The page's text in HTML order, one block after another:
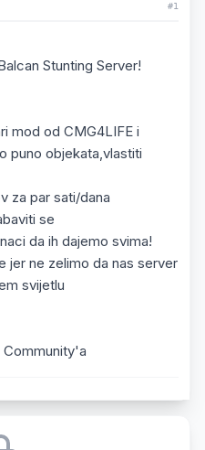
#1
Stunting Server!
mod od CMG4LIFE i
puno objekata,vlastiti
za par sati/dana
se
da ih dajemo svima!
jer ne zelimo da nas server
svijetlu